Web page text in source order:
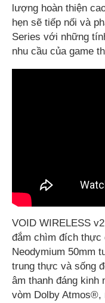
lượng hoàn thiện
hẹn sẽ tiếp nối và
Series với những
nhu cầu của game
VOID WIRELESS
đắm chìm đích
Neodymium 50mm
trung thực và sống
âm thanh đáng kinh
vòm Dolby